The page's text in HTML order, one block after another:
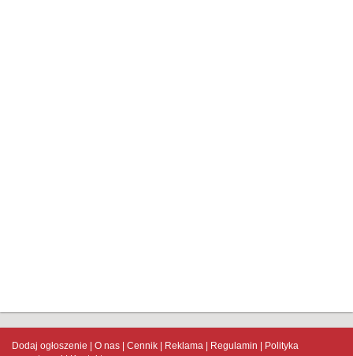
Dodaj ogłoszenie O nas Cennik Reklama Regulamin
Polityka